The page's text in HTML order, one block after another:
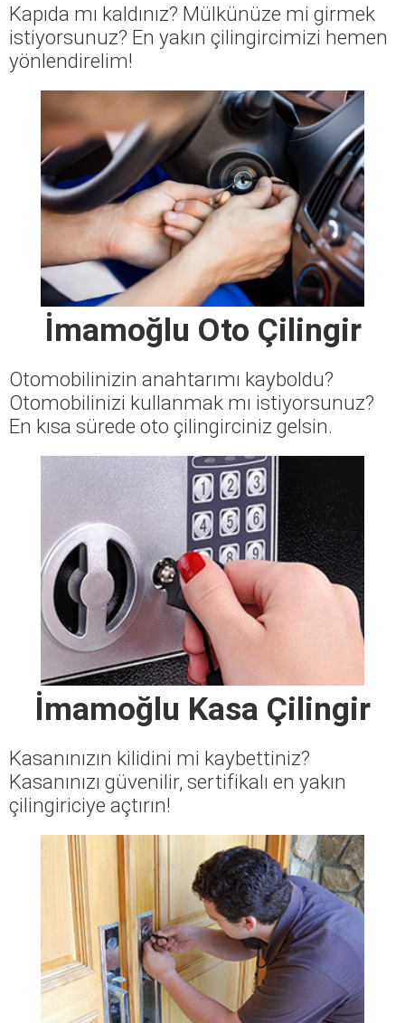
Kapıda mı kaldınız? Mülkünüze mi girmek
istiyorsunuz? En yakın çilingircimizi hemen
yönlendirelim!
İmamoğlu Oto Çilingir
Otomobilinizin anahtarımı kayboldu?
Otomobilinizi kullanmak mı istiyorsunuz?
En kısa sürede oto çilingirciniz gelsin.
İmamoğlu Kasa Çilingir
Kasanınızın kilidini mi kaybettiniz?
Kasanınızı güvenilir, sertifikalı en yakın
çilingiriciye açtırın!